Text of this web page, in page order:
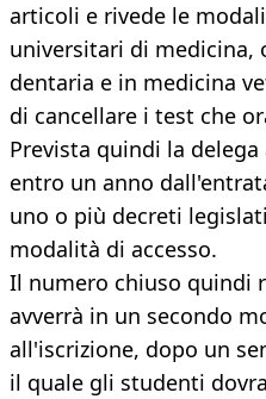
articoli e rivede le
universitari di medicina,
dentaria e in medicina
di cancellare i test che
Prevista quindi la
entro un anno
uno o più decreti
modalità di accesso.
Il numero chiuso quindi
avverrà in un secondo
all'iscrizione, dopo un
il quale gli studenti